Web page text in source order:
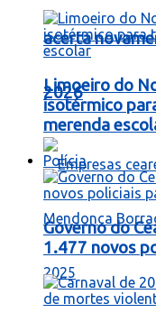
acerta
2026
Limoeiro do
isotérmico
merenda
Polícia
Governo do
1.477 novos